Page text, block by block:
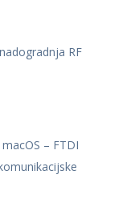
RF
– FTDI